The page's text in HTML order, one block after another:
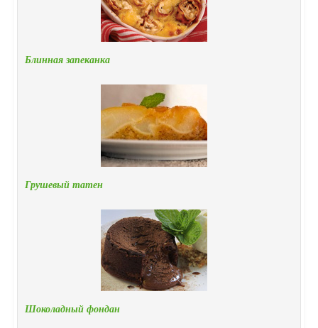
Блинная запеканка
Грушевый татен
Шоколадный фондан